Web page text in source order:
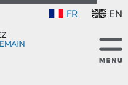
FR EN